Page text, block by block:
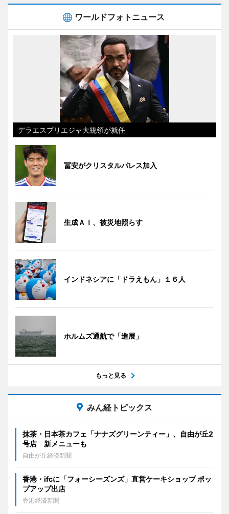
ワールドフォトニュース
デラエスプリエジャ大統領が就任
冨安がクリスタルパレス加入
生成ＡＩ、被災地照らす
インドネシアに「ドラえもん」１６人
ホルムズ通航で「進展」
もっと見る
みん経トピックス
抹茶・日本茶カフェ「ナナズグリーンティー」、自由が丘2
号店 新メニューも
自由が丘経済新聞
香港・ifcに「フォーシーズンズ」直営ケーキショップ ポッ
プアップ出店
香港経済新聞